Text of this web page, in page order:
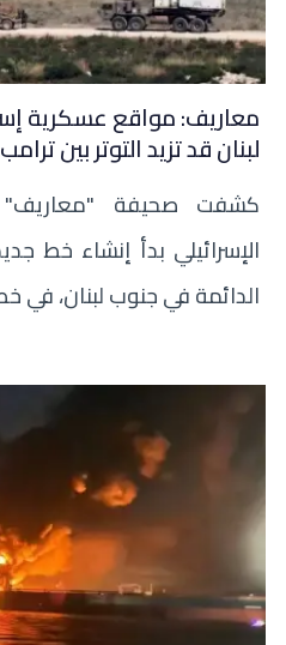
معاريف: مواقع عسكرية
لبنان قد تزيد التوتر بين
كشفت صحيفة "معاريف"
الإسرائيلي بدأ إنشاء خط
الدائمة في جنوب لبنان، في